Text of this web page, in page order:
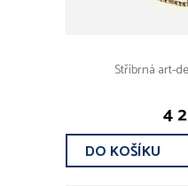
Stříbrná art-
4
DO KOŠÍKU